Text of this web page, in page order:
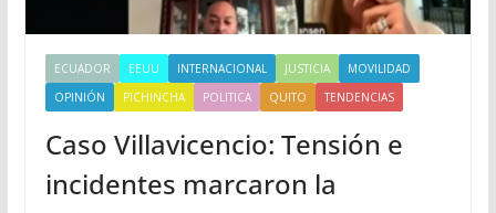
ECUADOR EEUU INTERNACIONAL JUSTICIA
MOVILIDAD
OPINIÓN
PICHINCHA POLITICA QUITO TENDENCIAS
Caso Villavicencio: Tensión e
incidentes marcaron la